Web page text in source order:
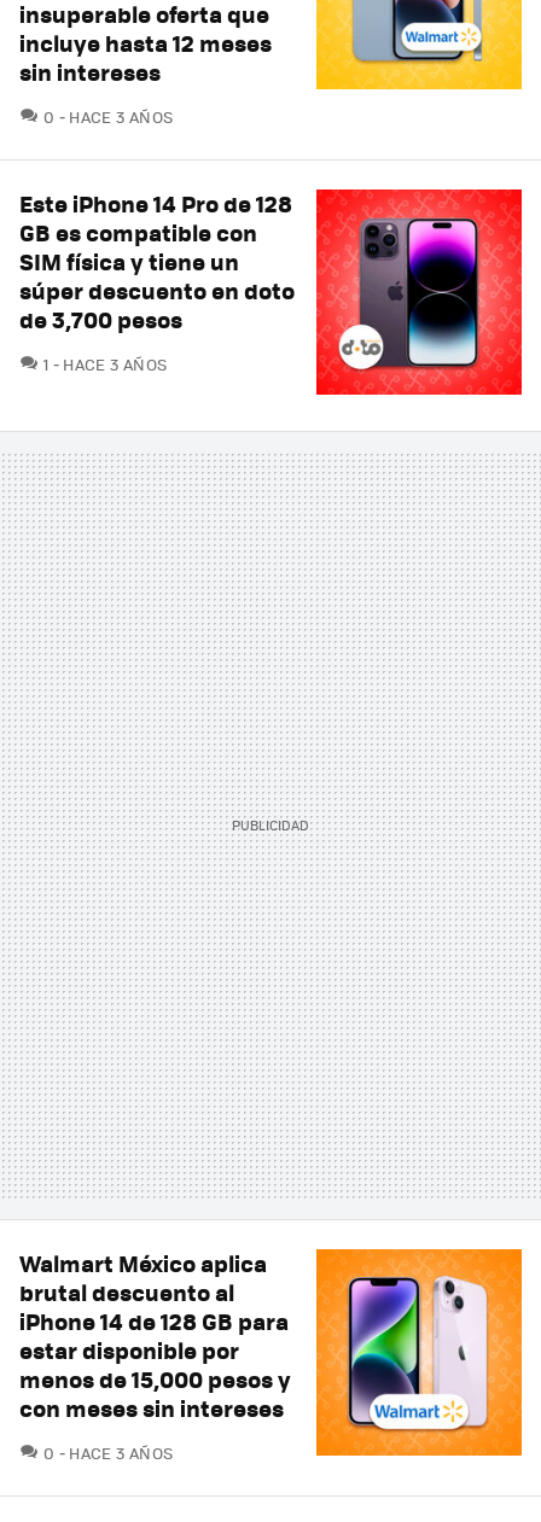
insuperable oferta que
incluye hasta 12 meses
sin intereses
0 COMENTARIOS
HACE 3 AÑOS
Este iPhone 14 Pro de 128
GB es compatible con
SIM física y tiene un
súper descuento en doto
de 3,700 pesos
1 COMENTARIOS
HACE 3 AÑOS
Walmart México aplica
brutal descuento al
iPhone 14 de 128 GB para
estar disponible por
menos de 15,000 pesos y
con meses sin intereses
0 COMENTARIOS
HACE 3 AÑOS